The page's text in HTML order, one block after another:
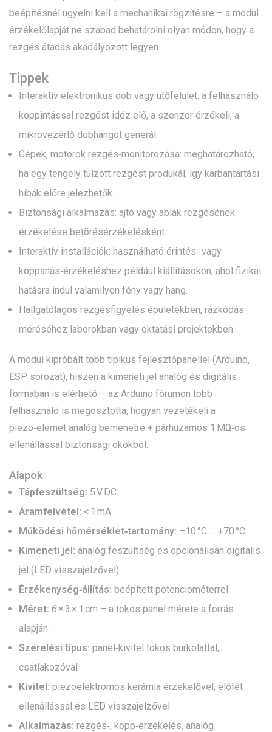
beépítésnél ügyelni kell a mechanikai rögzítésre – a modul
érzékelőlapját ne szabad behatárolni olyan módon, hogy a
rezgés átadás akadályozott legyen.
Tippek
Interaktív elektronikus dob vagy ütőfelület: a felhasználó
koppintással rezgést idéz elő, a szenzor érzékeli, a
mikrovezérlő dobhangot generál.
Gépek, motorok rezgés‑monitorozása: meghatározható,
ha egy tengely túlzott rezgést produkál, így karbantartási
hibák előre jelezhetők.
Biztonsági alkalmazás: ajtó vagy ablak rezgésének
érzékelése betörés­érzékelésként.
Interaktív installációk: használható érintés‑ vagy
koppanás‑érzékeléshez például kiállításokon, ahol fizikai
hatásra indul valamilyen fény vagy hang.
Hallgatólagos rezgésfigyelés épületekben, rázkódás
méréséhez laborokban vagy oktatási projektekben.
A modul kipróbált több típikus fejlesztőpanellel (Arduino,
ESP sorozat), hiszen a kimeneti jel analóg és digitális
formában is elérhető – az Arduino fórumon több
felhasználó is megosztotta, hogyan vezetékeli a
piezo‑elemet analóg bemenetre + párhuzamos 1 MΩ‑os
ellenállással biztonsági okokból.
Alapok
Tápfeszültség: 5 V DC
Áramfelvétel: < 1 mA
Működési hőmérséklet‑tartomány: –10 °C … +70 °C
Kimeneti jel: analóg feszültség és opcionálisan digitális
jel (LED visszajelzővel)
Érzékenység‑állítás: beépített potenciométerrel
Méret: 6 × 3 × 1 cm – a tokos panel mérete a forrás
alapján.
Szerelési típus: panel‑kivitel tokos burkolattal,
csatlakozóval
Kivitel: piezoelektromos kerámia érzékelővel, elő­tét
ellenállással és LED visszajelzővel
Alkalmazás: rezgés‑, kopp‑érzékelés, analóg